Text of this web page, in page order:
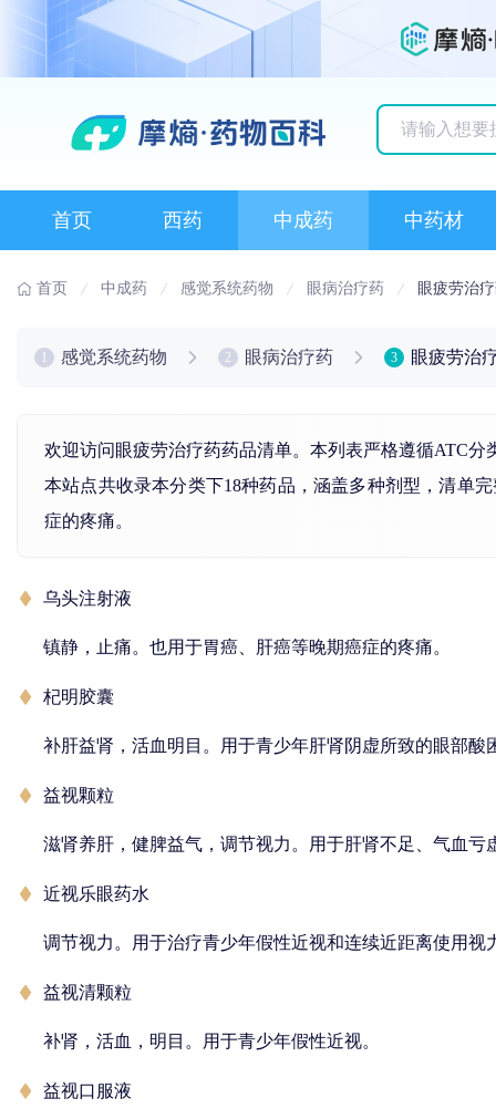
首页 西药 中成药 中药材
首页 中成药 感觉系统药物 眼病治疗药 眼疲劳治
感觉系统药物 2 眼病治疗药 3 眼疲劳治
欢迎访问眼疲劳治疗药药品清单。本列表严格遵循ATC
本站点共收录本分类下18种药品，涵盖多种剂型，清单
症的疼痛。
乌头注射液
镇静，止痛。也用于胃癌、肝癌等晚期癌症的疼痛。
杞明胶囊
补肝益肾，活血明目。用于青少年肝肾阴虚所致的眼部酸
益视颗粒
滋肾养肝，健脾益气，调节视力。用于肝肾不足、气血亏
近视乐眼药水
调节视力。用于治疗青少年假性近视和连续近距离使用视
益视清颗粒
补肾，活血，明目。用于青少年假性近视。
益视口服液